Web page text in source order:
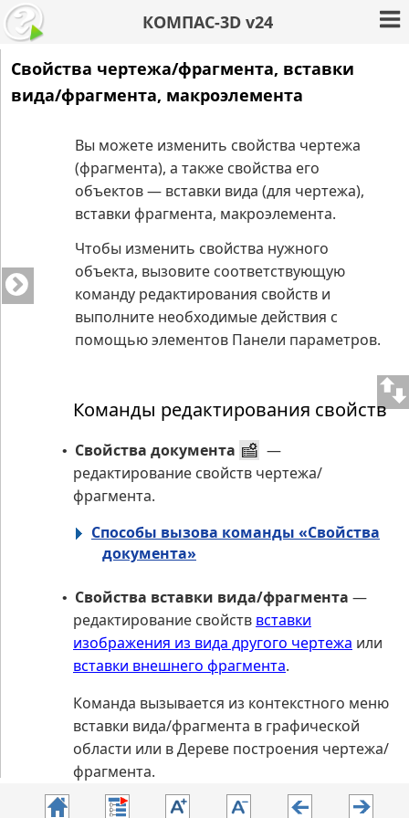
КОМПАС-3D v24
Свойства чертежа/фрагмента, вставки
вида/фрагмента, макроэлемента
Вы можете изменить свойства чертежа
(фрагмента), а также свойства его
объектов — вставки вида (для чертежа),
вставки фрагмента, макроэлемента.
Чтобы изменить свойства нужного
объекта, вызовите соответствующую
команду редактирования свойств и
выполните необходимые действия с
помощью элементов Панели параметров.
Команды редактирования свойств
• Свойства документа
—
редактирование свойств чертежа/
фрагмента.
Способы вызова команды «Свойства
документа»
• Свойства вставки вида/фрагмента —
редактирование свойств вставки
изображения из вида другого чертежа или
вставки внешнего фрагмента.
Команда вызывается из контекстного меню
вставки вида/фрагмента в графической
области или в Дереве построения чертежа/
фрагмента.
• Свойства макроэлемента